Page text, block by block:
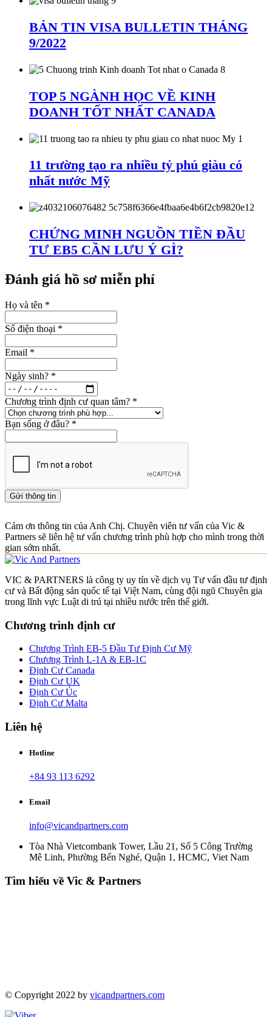
BẢN TIN VISA BULLETIN THÁNG
9/2022
TOP 5 NGÀNH HỌC VỀ KINH
DOANH TỐT NHẤT CANADA
11 trường tạo ra nhiều tỷ phú giàu có
nhất nước Mỹ
CHỨNG MINH NGUỒN TIỀN ĐẦU
TƯ EB5 CẦN LƯU Ý GÌ?
Đánh giá hồ sơ miễn phí
Họ và tên *
Số điện thoại *
Email *
Ngày sinh? *
Chương trình định cư quan tâm? *
Bạn sống ở đâu? *
Gửi thông tin
Cảm ơn thông tin của Anh Chị. Chuyên viên tư vấn của Vic &
Partners sẽ liên hệ tư vấn chương trình phù hợp cho mình trong thời
gian sớm nhất.
VIC & PARTNERS là công ty uy tín về dịch vụ Tư vấn đầu tư định
cư và Bất động sản quốc tế tại Việt Nam, cùng đội ngũ Chuyên gia
trong lĩnh vực Luật di trú tại nhiều nước trên thế giới.
Chương trình định cư
Chương Trình EB-5 Đầu Tư Định Cư Mỹ
Chương Trình L-1A & EB-1C
Định Cư Canada
Định Cư UK
Định Cư Úc
Định Cư Malta
Liên hệ
Hotline
+84 93 113 6292
Email
info@vicandpartners.com
Tòa Nhà Vietcombank Tower, Lầu 21, Số 5 Công Trường
Mê Linh, Phường Bến Nghé, Quận 1, HCMC, Viet Nam
Tìm hiểu về Vic & Partners
© Copyright 2022 by vicandpartners.com